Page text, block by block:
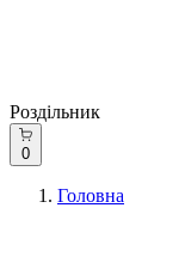
Роздільник
0
Головна